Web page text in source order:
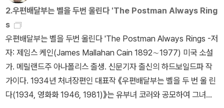
추리를 극한으로 몰아붙인 작품으로 역시 본격추리소설 황금기의 대
표작이죠.본격소설 애호가라면 필히 읽어봐야 될 책으로 여러출판사
에서 나왔지만 이른바 국명 시리즈 9권이 모두 나온것은 시공사본이
유일합니다.따라서 퀸의 국명시리즈를 모두 읽으시려면 시공사로 고
고~~ 14 1934 우편 배달부는 벨을 두 번 울리지 않는다. 케인의 우
편배달부는 벨을 두번 울리지 않는다.책 내용탓에 국내에선 우편배달
부들이 반발해 포스트맨이라고 제목이 바뀌었다는 전설이 있습니
다. 15 1934 크로이든발 12시 30분 천재 탐정이 아닌 발로 뛰는 탐
of the Bones (Bantam)Crumley, James. The Last Good Kis
s (Vintage)Dickinson, Peter. The Yellow Room Conspiracy
(currently unavailable)Doyle, Arthur Conan. The Hound of
the Baskervilles (Berkley) DuMaurier, Daphne. Rebecca (A
von) Dunning, John. Booked to Die (Avon)Elkins, Aaron. Ol
d Bones (Mysterious)Evanovich, Janet. One for the Mone
y (HarperPaperbacks) Finney, Jack. Time and Again (Scrib
설 등이 박찬욱 감독 식으로 ‘우스꽝스럽게’ 뒤섞여 있습니다. 문제는
앞서 이야기한 것처럼 각 작품에서 빌려 온 아이디어가 그냥저냥 조
화를 이루는 수준에 머무릅니다.솔직히 기대했던 뱀파이어와 팜므파
탈의 캐릭터는 평범하기 그지없었습니다. 뱀파이어의 고뇌를 더욱 흥
미롭게 맛보려거든 앤 라이스의 '뱀파이어 연대기'를 읽는 것이, 악녀
를 만나려거든 케인의 소설을 보는 것이 훨씬 즐거울 겁니다. 그러니
까 <박쥐>는 어느 것도 기대에 충족시켜주지 못하고 있습니다.게다
2.우편배달부는 벨을 두번 울린다 'The Postman Always Ring
s
우편배달부는 벨을 두번 울린다 'The Postman Always Rings -저
자: 제임스 케인(James Mallahan Cain 1892∼1977) 미국 소설
가. 메릴랜드주 아나폴리스 출생. 신문기자 출신의 하드보일드파 작
가이다. 1934년 처녀장편인 대표작 《우편배달부는 벨을 두 번 울 린
다(1934, 영화화 1946, 1981)》는 유부녀 코러와 공모하여 그녀의